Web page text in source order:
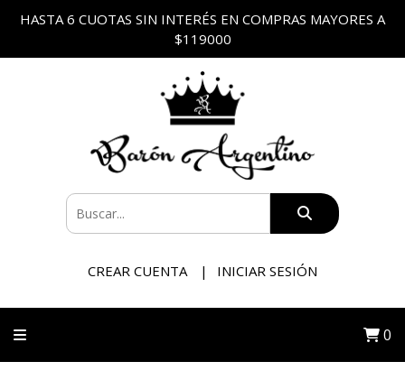
HASTA 6 CUOTAS SIN INTERÉS EN COMPRAS MAYORES A
$119000
CREAR CUENTA INICIAR SESIÓN
0